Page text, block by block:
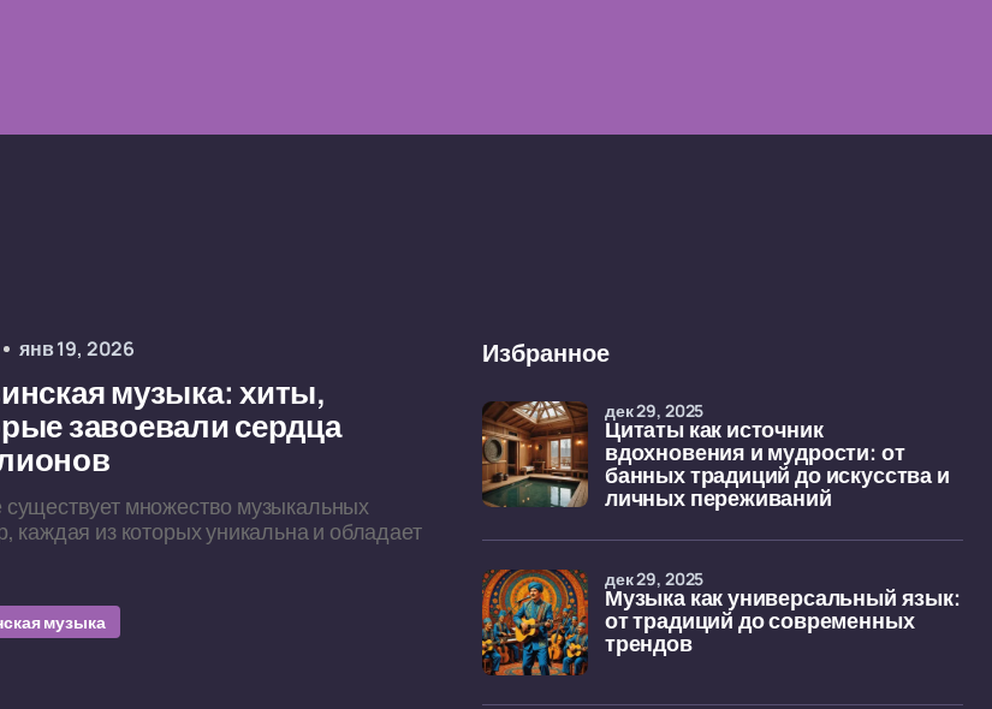
янв 19, 2026
музыка: хиты,
завоевали сердца
множество музыкальных
каждая из которых уникальна и обладает
музыка
Избранное
Цитаты как источник
вдохновения и мудрости: от
банных традиций до искусства и
личных переживаний
дек 29, 2025
Музыка как универсальный язык:
от традиций до современных
трендов
дек 29, 2025